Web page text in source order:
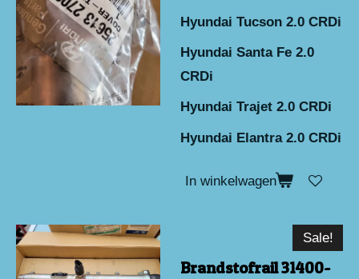
Hyundai Tucson 2.0 CRDi
Hyundai Santa Fe 2.0
CRDi
Hyundai Trajet 2.0 CRDi
Hyundai Elantra 2.0 CRDi
In winkelwagen
Sale!
Brandstofrail 31400-